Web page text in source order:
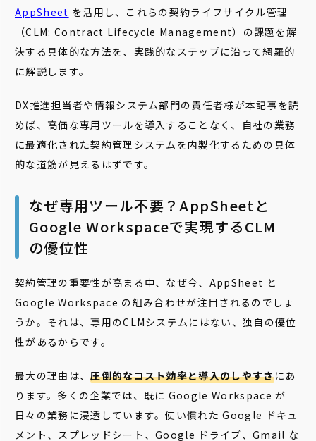
AppSheet を活用し、これらの契約ライフサイクル管理
（CLM: Contract Lifecycle Management）の課題を解
決する具体的な方法を、実践的なステップに沿って網羅的
に解説します。
DX推進担当者や情報システム部門の責任者様が本記事を読
めば、高価な専用ツールを導入することなく、自社の業務
に最適化された契約管理システムを内製化するための具体
的な道筋が見えるはずです。
なぜ専用ツール不要？AppSheetと
Google Workspaceで実現するCLM
の優位性
契約管理の重要性が高まる中、なぜ今、AppSheet と
Google Workspace の組み合わせが注目されるのでしょ
うか。それは、専用のCLMシステムにはない、独自の優位
性があるからです。
最大の理由は、圧倒的なコスト効率と導入のしやすさにあ
ります。多くの企業では、既に Google Workspace が
日々の業務に浸透しています。使い慣れた Google ドキュ
メント、スプレッドシート、Google ドライブ、Gmail な